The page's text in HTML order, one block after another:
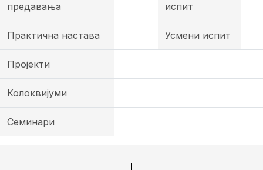
предавања
испит
Практична настава Усмени испит
Пројекти
Колоквијуми
Семинари